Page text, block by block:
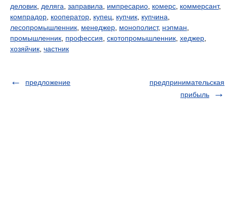
деловик деляга заправила импресарио комерс коммерсант,
компрадор кооператор купец купчик купчина
лесопромышленник менеджер монополист, нэпман
промышленник профессия скотопромышленник хеджер
хозяйчик частник
предложение
предпринимательская
прибыль